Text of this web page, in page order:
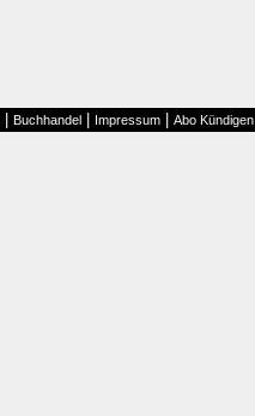
Buchhandel Impressum Abo Kündigen